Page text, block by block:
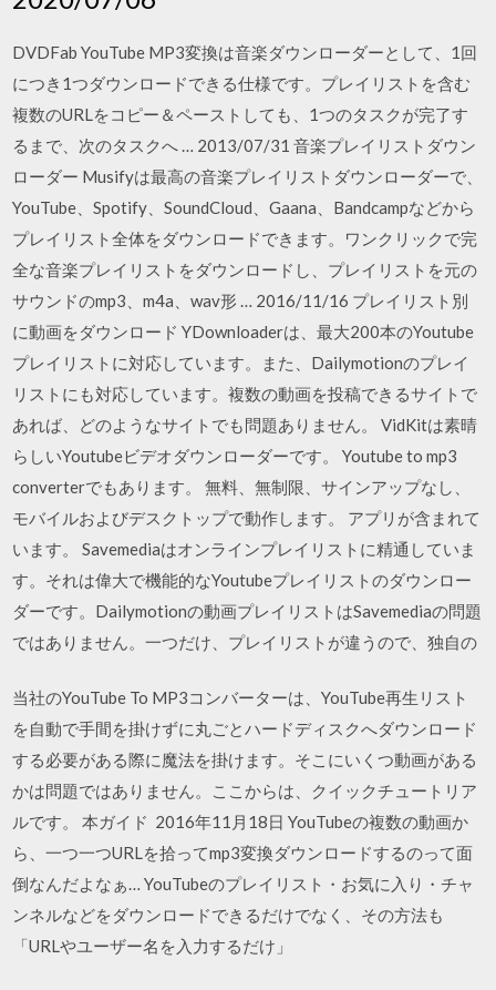
DVDFab YouTube MP3変換は音楽ダウンローダーとして、1回
につき1つダウンロードできる仕様です。プレイリストを含む
複数のURLをコピー＆ペーストしても、1つのタスクが完了す
るまで、次のタスクへ … 2013/07/31 音楽プレイリストダウン
ローダー Musifyは最高の音楽プレイリストダウンローダーで、
YouTube、Spotify、SoundCloud、Gaana、Bandcampなどから
プレイリスト全体をダウンロードできます。ワンクリックで完
全な音楽プレイリストをダウンロードし、プレイリストを元の
サウンドのmp3、m4a、wav形 … 2016/11/16 プレイリスト別
に動画をダウンロード YDownloaderは、最大200本のYoutube
プレイリストに対応しています。また、Dailymotionのプレイ
リストにも対応しています。複数の動画を投稿できるサイトで
あれば、どのようなサイトでも問題ありません。 VidKitは素晴
らしいYoutubeビデオダウンローダーです。 Youtube to mp3
converterでもあります。 無料、無制限、サインアップなし、
モバイルおよびデスクトップで動作します。 アプリが含まれて
います。 Savemediaはオンラインプレイリストに精通していま
す。それは偉大で機能的なYoutubeプレイリストのダウンロー
ダーです。Dailymotionの動画プレイリストはSavemediaの問題
ではありません。一つだけ、プレイリストが違うので、独自の
当社のYouTube To MP3コンバーターは、YouTube再生リスト
を自動で手間を掛けずに丸ごとハードディスクへダウンロード
する必要がある際に魔法を掛けます。そこにいくつ動画がある
かは問題ではありません。ここからは、クイックチュートリア
ルです。 本ガイド 2016年11月18日 YouTubeの複数の動画か
ら、一つ一つURLを拾ってmp3変換ダウンロードするのって面
倒なんだよなぁ… YouTubeのプレイリスト・お気に入り・チャ
ンネルなどをダウンロードできるだけでなく、その方法も
「URLやユーザー名を入力するだけ」